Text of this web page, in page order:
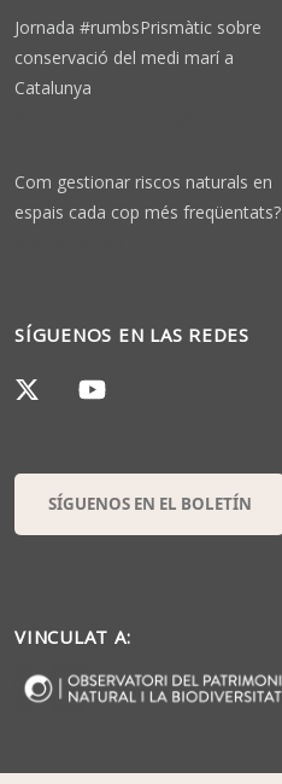
Jornada #rumbsPrismàtic sobre
conservació del medi marí a
Catalunya
Com gestionar riscos naturals en
espais cada cop més freqüentats?
SÍGUENOS EN LAS REDES
SÍGUENOS EN EL BOLETÍN
VINCULAT A: